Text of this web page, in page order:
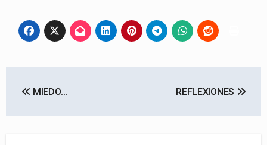
de
MIEDO… REFLEXIONES